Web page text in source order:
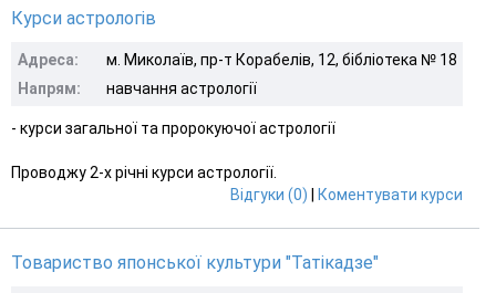
Курси астрологів
Адреса:
м. Миколаїв, пр-т Корабелів, 12, бібліотека № 18
Напрям:
навчання астрології
- курси загальної та пророкуючої астрології
Проводжу 2-х річні курси астрології.
Відгуки (0)
Коментувати курси
Товариство японської культури "Татікадзе"